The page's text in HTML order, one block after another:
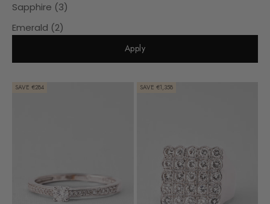
Sapphire (3)
Emerald (2)
Apply
SAVE €284 SAVE €1,358